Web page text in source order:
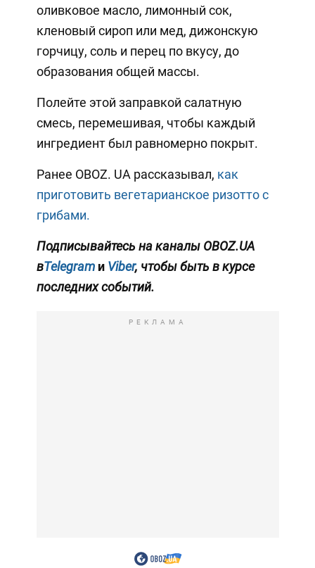
оливковое масло, лимонный сок,
кленовый сироп или мед, дижонскую
горчицу, соль и перец по вкусу, до
образования общей массы.
Полейте этой заправкой салатную
смесь, перемешивая, чтобы каждый
ингредиент был равномерно покрыт.
Ранее OBOZ. UA рассказывал, как
приготовить вегетарианское ризотто с
грибами.
Подписывайтесь на каналы OBOZ.UA
вTelegramи Viber, чтобы быть в курсе
последних событий.
РЕКЛАМА